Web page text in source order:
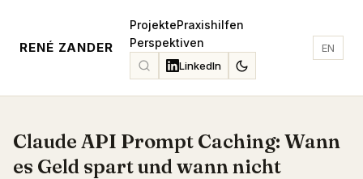
RENÉ ZANDER
ProjektePraxishilfen
Perspektiven
LinkedIn
EN
Claude API Prompt Caching: Wann
es Geld spart und wann nicht